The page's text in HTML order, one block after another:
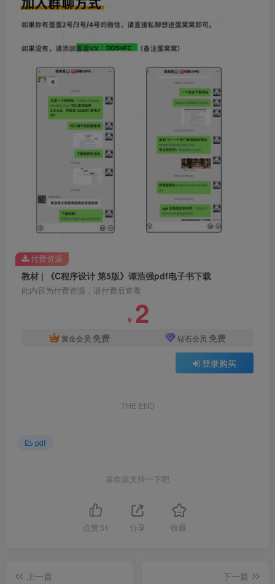
教材 | 《C程序设计 第5版》谭浩强pdf电子书下载
此内容为付费资源，请付费后查看
￥ 2
黄金会员 免费 钻石会员 免费
登录购买
付费资源
THE END
pdf
喜欢就支持一下吧
点赞 51 分享 收藏
上一篇
下一篇